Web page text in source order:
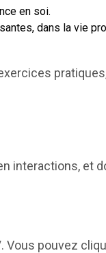
en soi.
dans la vie
interactions, et
. Vous pouvez